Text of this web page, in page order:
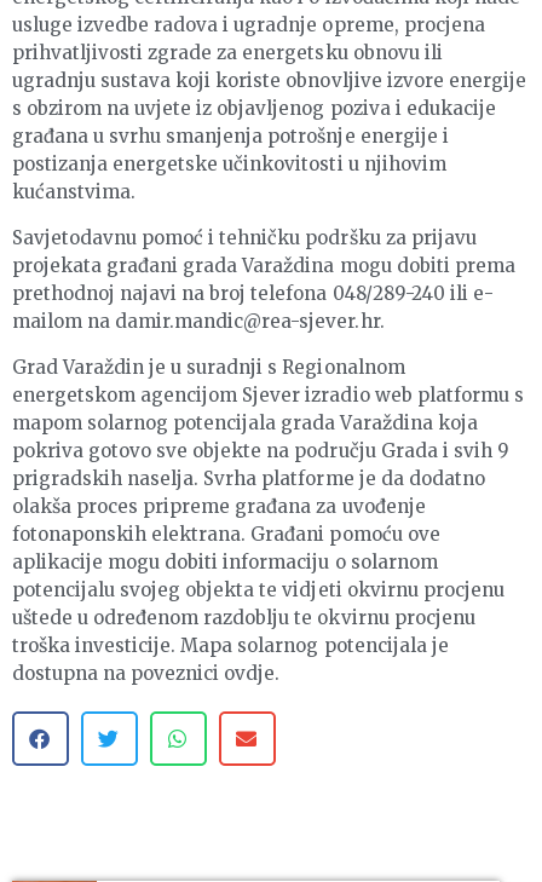
usluge izvedbe radova i ugradnje opreme, procjena
prihvatljivosti zgrade za energetsku obnovu ili
ugradnju sustava koji koriste obnovljive izvore energije
s obzirom na uvjete iz objavljenog poziva i edukacije
građana u svrhu smanjenja potrošnje energije i
postizanja energetske učinkovitosti u njihovim
kućanstvima.
Savjetodavnu pomoć i tehničku podršku za prijavu
projekata građani grada Varaždina mogu dobiti prema
prethodnoj najavi na broj telefona 048/289-240 ili e-
mailom na damir.mandic@rea-sjever.hr.
Grad Varaždin je u suradnji s Regionalnom
energetskom agencijom Sjever izradio web platformu s
mapom solarnog potencijala grada Varaždina koja
pokriva gotovo sve objekte na području Grada i svih 9
prigradskih naselja. Svrha platforme je da dodatno
olakša proces pripreme građana za uvođenje
fotonaponskih elektrana. Građani pomoću ove
aplikacije mogu dobiti informaciju o solarnom
potencijalu svojeg objekta te vidjeti okvirnu procjenu
uštede u određenom razdoblju te okvirnu procjenu
troška investicije. Mapa solarnog potencijala je
dostupna na poveznici ovdje.